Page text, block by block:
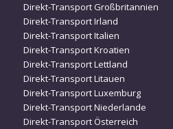
Direkt-Transport Großbritannien
Direkt-Transport Irland
Direkt-Transport Italien
Direkt-Transport Kroatien
Direkt-Transport Lettland
Direkt-Transport Litauen
Direkt-Transport Luxemburg
Direkt-Transport Niederlande
Direkt-Transport Österreich